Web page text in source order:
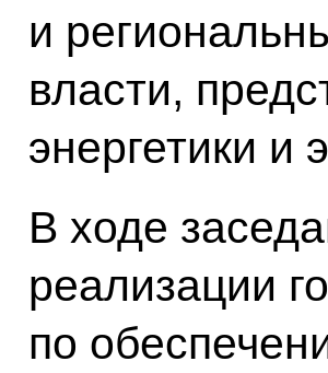
и
власти,
энергетики и
В ходе
реализации
по